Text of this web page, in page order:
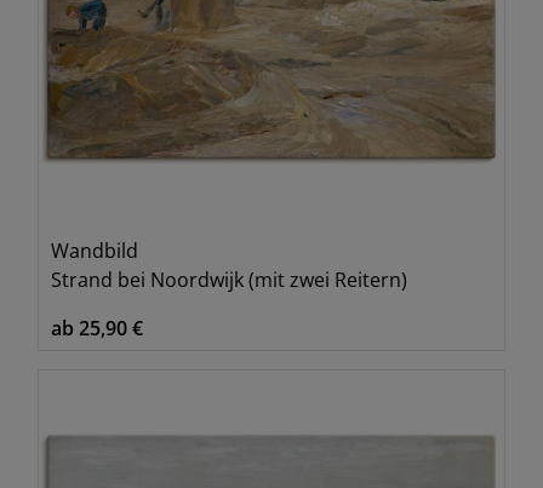
Wandbild
Strand bei Noordwijk (mit zwei Reitern)
ab 25,90 €